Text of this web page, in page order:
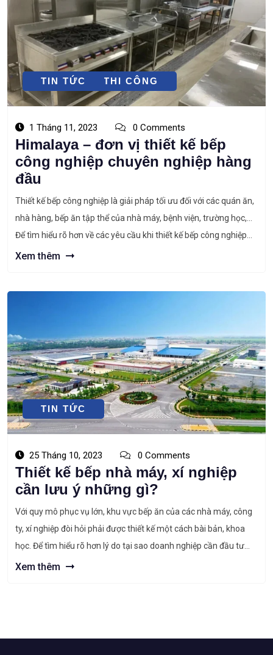
THIẾT KẾ - THI CÔNG
TIN TỨC
1 Tháng 11, 2023 0 Comments
Himalaya – đơn vị thiết kế bếp
công nghiệp chuyên nghiệp hàng
đầu
Thiết kế bếp công nghiệp là giải pháp tối ưu đối với các quán ăn,
nhà hàng, bếp ăn tập thể của nhà máy, bệnh viện, trường học,…
Để tìm hiểu rõ hơn về các yêu cầu khi thiết kế bếp công nghiệp
cũng như lý do chủ đầu tư nên lựa chọn Himalaya là […]
Xem thêm
TIN TỨC
25 Tháng 10, 2023 0 Comments
Thiết kế bếp nhà máy, xí nghiệp
cần lưu ý những gì?
Với quy mô phục vụ lớn, khu vực bếp ăn của các nhà máy, công
ty, xí nghiệp đòi hỏi phải được thiết kế một cách bài bản, khoa
học. Để tìm hiểu rõ hơn lý do tại sao doanh nghiệp cần đầu tư
thiết kế bếp nhà máy cũng như “bỏ túi” những kinh […]
Xem thêm